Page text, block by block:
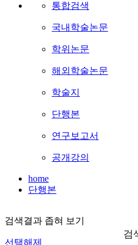
통합검색
국내학술논문
학위논문
해외학술논문
학술지
단행본
연구보고서
공개강의
home
단행본
검색결과 좁혀 보기
선택해제
검